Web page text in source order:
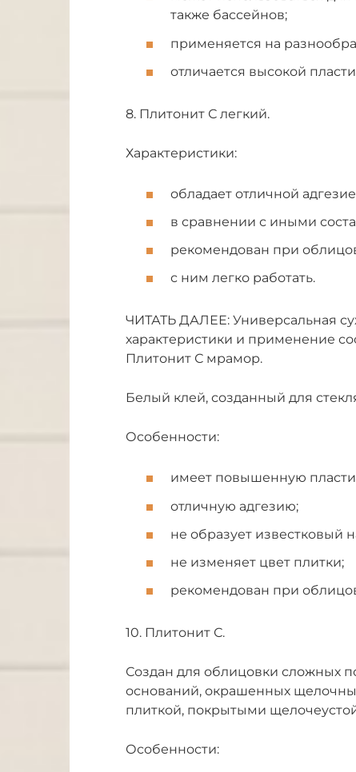
также бассейнов;
применяется на
отличается высокой
8. Плитонит С легкий.
Характеристики:
обладает отличной
в сравнении с иными
рекомендован при
с ним легко работать.
ЧИТАТЬ ДАЛЕЕ: Универсальная
характеристики и применение
Плитонит С мрамор.
Белый клей, созданный для
Особенности:
имеет повышенную
отличную адгезию;
не образует известковый
не изменяет цвет плитки;
рекомендован при
10. Плитонит С.
Создан для облицовки сложных
оснований, окрашенных
плиткой, покрытыми
Особенности: